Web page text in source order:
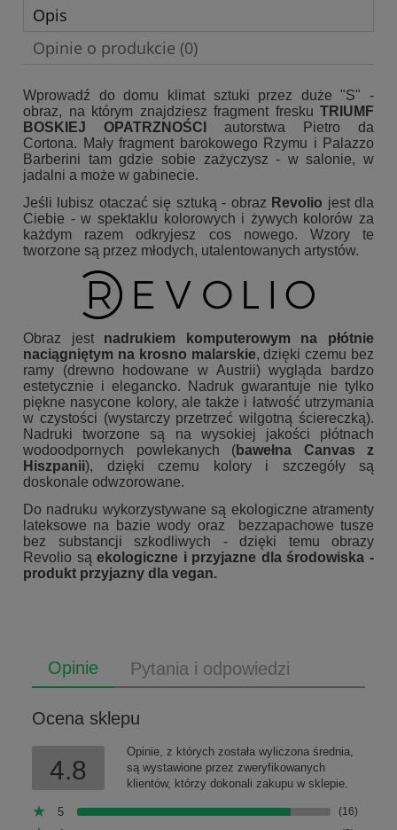
Opis
Opinie o produkcie (0)
Wprowadź do domu klimat sztuki przez duże "S" -
obraz, na którym znajdziesz fragment fresku TRIUMF
BOSKIEJ OPATRZNOŚCI
autorstwa Pietro da
Cortona. Mały fragment barokowego Rzymu i Palazzo
Barberini tam gdzie sobie zażyczysz - w salonie, w
jadalni a może w gabinecie.
Jeśli lubisz otaczać się sztuką - obraz Revolio jest dla
Ciebie - w spektaklu kolorowych i żywych kolorów za
każdym razem odkryjesz cos nowego. Wzory te
tworzone są przez młodych, utalentowanych artystów.
Obraz jest nadrukiem komputerowym na płótnie
naciągniętym na krosno malarskie, dzięki czemu bez
ramy (drewno hodowane w Austrii) wygląda bardzo
estetycznie i elegancko. Nadruk gwarantuje nie tylko
piękne nasycone kolory, ale także i łatwość utrzymania
w czystości (wystarczy przetrzeć wilgotną ściereczką).
Nadruki tworzone są na wysokiej jakości płótnach
wodoodpornych powlekanych (bawełna Canvas z
Hiszpanii), dzięki czemu kolory i szczegóły są
doskonale odwzorowane.
Do nadruku wykorzystywane są ekologiczne atramenty
lateksowe na bazie wody oraz bezzapachowe tusze
bez substancji szkodliwych - dzięki temu obrazy
Revolio są ekologiczne i przyjazne dla środowiska -
produkt przyjazny dla vegan.
Opinie Pytania i odpowiedzi
Ocena sklepu
4.8
Opinie, z których została wyliczona średnia,
są wystawione przez zweryfikowanych
klientów, którzy dokonali zakupu w sklepie.
5 (16)